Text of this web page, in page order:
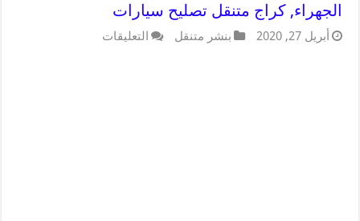
الجهراء, كراج متنقل تصليح سيارات
أبريل 27, 2020 بنشر متنقل التعليقات